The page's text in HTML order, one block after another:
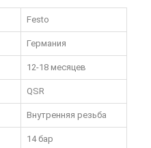
Festo
Германия
12-18 месяцев
QSR
Внутренняя резьба
14 бар